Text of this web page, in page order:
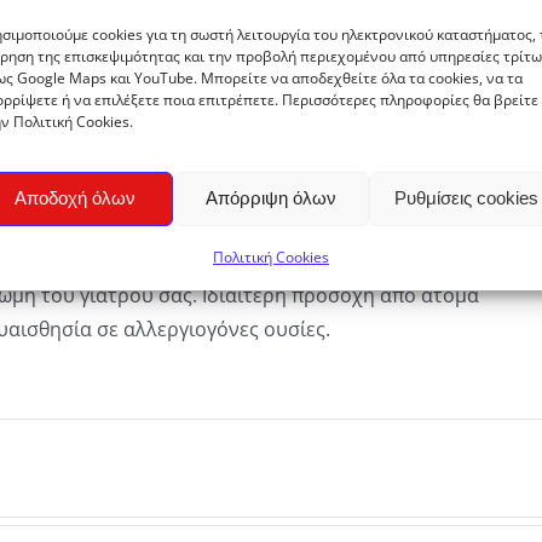
cookies για τη σωστή λειτουργία του ηλεκτρονικού καταστήματος,
της επισκεψιμότητας και την προβολή περιεχομένου από υπηρεσίες
Google Maps και YouTube. Μπορείτε να αποδεχθείτε όλα τα cookies, να τα
ή να επιλέξετε ποια επιτρέπετε. Περισσότερες πληροφορίες θα βρείτε
Πολιτική Cookies.
Αποδοχή όλων Απόρριψη όλων Ρυθμίσεις cookies
Πολιτική Cookies
πληροφορίες που αναφέρονται για τα προϊόντα του
στην παραδοσιακή χρήση και σε αναφορές από
πηγές και τις κοινοτικές φυτικές μονογραφίες των
οργανισμού φαρμάκων (Ema).
είναι μοναδικός και έχει τις δικές του
ιδιαιτερότητες. Η χρήση των ανθόνερων δεν
ιατρική θεραπεία και πρέπει να γίνεται με την
του γιατρού σας. Ιδιαίτερη προσοχή από άτομα
σε αλλεργιογόνες ουσίες.